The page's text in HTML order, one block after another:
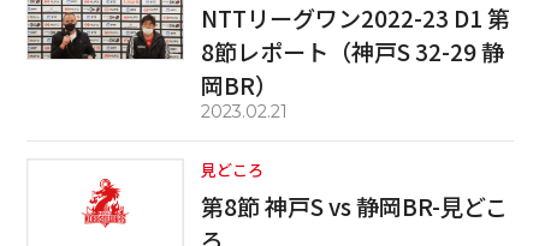
NTTリーグワン2022-23 D1 第
8節レポート（神戸S 32-29 静
岡BR）
2023.02.21
見どころ
第8節 神戸S vs 静岡BR-見どこ